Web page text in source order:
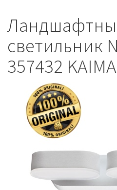
светильник
357432